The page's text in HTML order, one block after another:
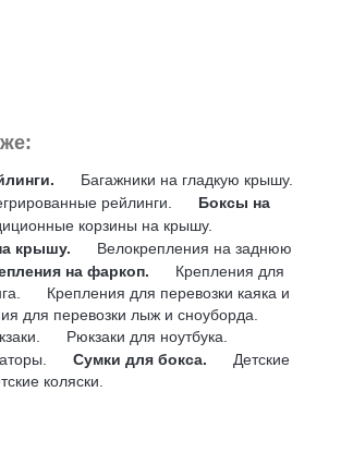
Багажники на гладкую крышу.
рейлинги.
Боксы на
корзины на крышу.
крышу.
Велокрепления на заднюю
на фаркоп.
Крепления для
Крепления для перевозки каяка и
для перевозки лыж и сноуборда.
Рюкзаки для ноутбука.
Сумки для бокса.
Детские
коляски.